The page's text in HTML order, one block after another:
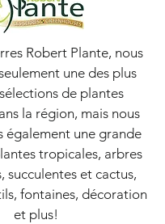
Robert Plante, nous
une des plus
de plantes
la région, mais nous
également une grande
tropicales, arbres
succulentes et cactus,
fontaines, décoration
et plus!